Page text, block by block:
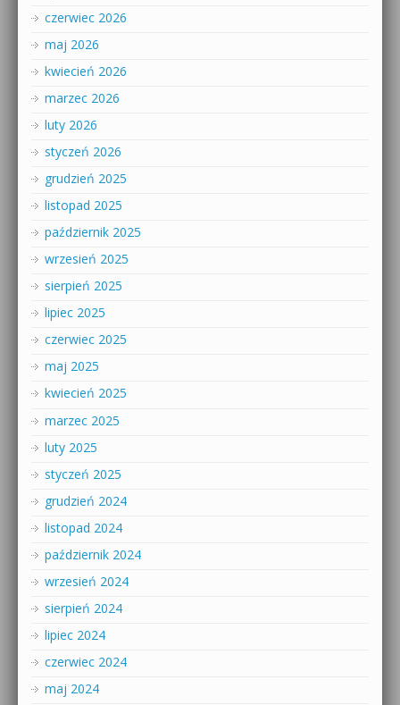
czerwiec 2026
maj 2026
kwiecień 2026
marzec 2026
luty 2026
styczeń 2026
grudzień 2025
listopad 2025
październik 2025
wrzesień 2025
sierpień 2025
lipiec 2025
czerwiec 2025
maj 2025
kwiecień 2025
marzec 2025
luty 2025
styczeń 2025
grudzień 2024
listopad 2024
październik 2024
wrzesień 2024
sierpień 2024
lipiec 2024
czerwiec 2024
maj 2024